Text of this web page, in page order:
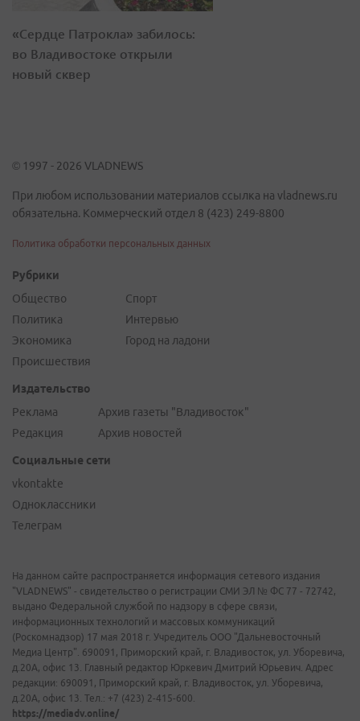
«Сердце Патрокла» забилось:
во Владивостоке открыли
новый сквер
© 1997 - 2026 VLADNEWS
При любом использовании материалов ссылка на vladnews.ru
обязательна. Коммерческий отдел 8 (423) 249-8800
Политика обработки персональных данных
Рубрики
Общество
Политика
Экономика
Происшествия
Спорт
Интервью
Город на ладони
Издательство
Реклама
Редакция
Архив газеты "Владивосток"
Архив новостей
Социальные сети
vkontakte
Одноклассники
Телеграм
На данном сайте распространяется информация сетевого издания
"VLADNEWS" - свидетельство о регистрации СМИ ЭЛ № ФС 77 - 72742,
выдано Федеральной службой по надзору в сфере связи,
информационных технологий и массовых коммуникаций
(Роскомнадзор) 17 мая 2018 г. Учредитель ООО "Дальневосточный
Медиа Центр". 690091, Приморский край, г. Владивосток, ул. Уборевича,
д.20А, офис 13. Главный редактор Юркевич Дмитрий Юрьевич. Адрес
редакции: 690091, Приморский край, г. Владивосток, ул. Уборевича,
д.20А, офис 13. Тел.: +7 (423) 2-415-600.
https://mediadv.online/